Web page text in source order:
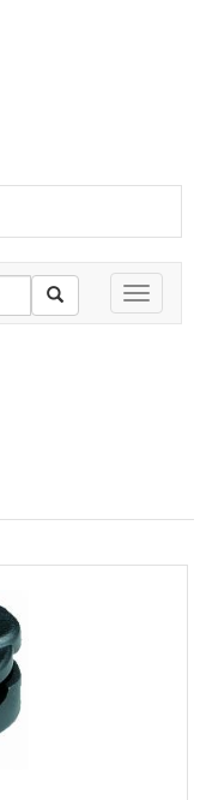
Toggle